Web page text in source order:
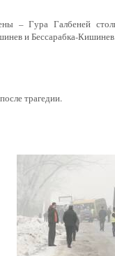
– Гура Галбеней
и Бессарабка-
трагедии.